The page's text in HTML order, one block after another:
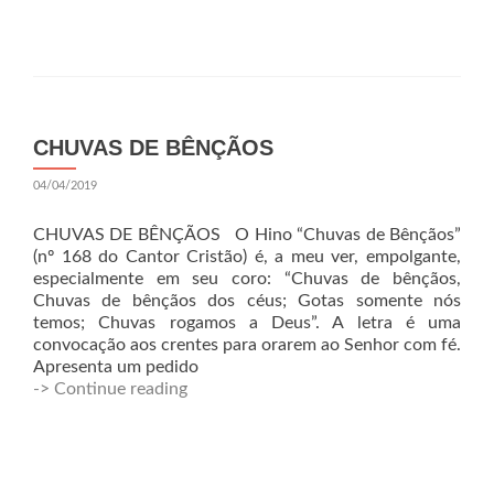
CHUVAS DE BÊNÇÃOS
04/04/2019
CHUVAS DE BÊNÇÃOS O Hino “Chuvas de Bênçãos”
(nº 168 do Cantor Cristão) é, a meu ver, empolgante,
especialmente em seu coro: “Chuvas de bênçãos,
Chuvas de bênçãos dos céus; Gotas somente nós
temos; Chuvas rogamos a Deus”. A letra é uma
convocação aos crentes para orarem ao Senhor com fé.
Apresenta um pedido
-> Continue reading